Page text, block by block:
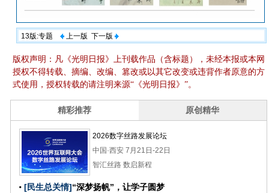
13版:专题 上一版 下一版
版权声明：凡《光明日报》上刊载作品（含标题），未经本报或本网
授权不得转载、摘编、改编、篡改或以其它改变或违背作者原意的方
式使用，授权转载的请注明来源“《光明日报》”。